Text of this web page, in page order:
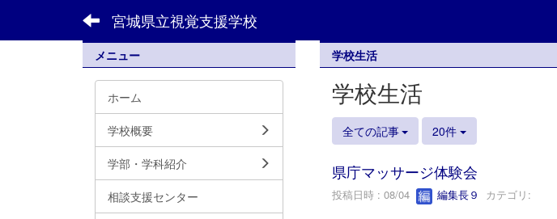
宮城県立視覚支援学校
学校生活
学校生活
全ての記事 20件
県庁マッサージ体験会
投稿日時 : 08/04 編集長９ カテゴリ:
メニュー
ホーム
学校概要
学部・学科紹介
相談支援センター